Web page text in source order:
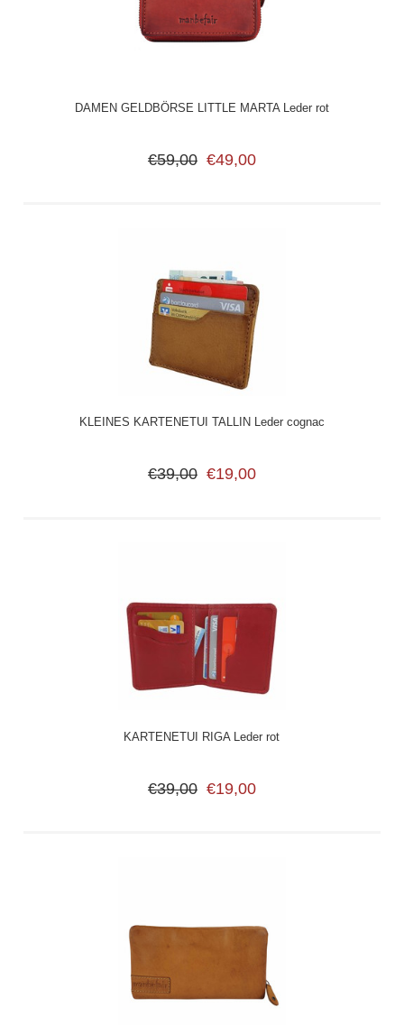
DAMEN GELDBÖRSE LITTLE MARTA Leder rot
€59,00 €49,00
KLEINES KARTENETUI TALLIN Leder cognac
€39,00 €19,00
KARTENETUI RIGA Leder rot
€39,00 €19,00